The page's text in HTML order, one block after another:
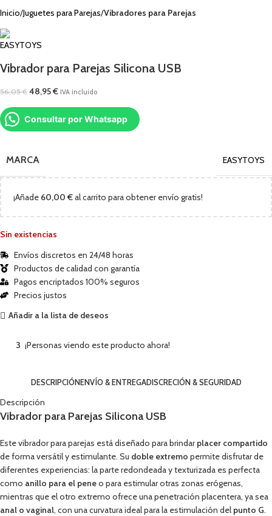
Inicio Juguetes para Parejas Vibradores para Parejas
Vibrador para Parejas Silicona USB
56,05€ 48,95€ IVA incluido
Consultar por Whatsapp
MARCA EASYTOYS
¡Añade 60,00 €al carrito para obtener envío gratis!
Sin existencias
Envíos discretos en 24/48 horas
Productos de calidad con garantía
Pagos encriptados 100% seguros
Precios justos
Añadir a la lista de deseos
3 ¡Personas viendo este producto ahora!
DESCRIPCIÓNENVÍO & ENTREGADISCRECIÓN & SEGURIDAD
Descripción
Vibrador para Parejas Silicona USB
Este vibrador para parejas está diseñado para brindarplacer compartido
de forma versátil y estimulante. Su doble extremo permite disfrutar de
diferentes experiencias: la parte redondeada y texturizada es perfecta
como anillo para el peneo para estimular otras zonas erógenas,
mientras que el otro extremo ofrece una penetración placentera, ya sea
anal o vaginal, con una curvatura ideal para la estimulación del punto G.